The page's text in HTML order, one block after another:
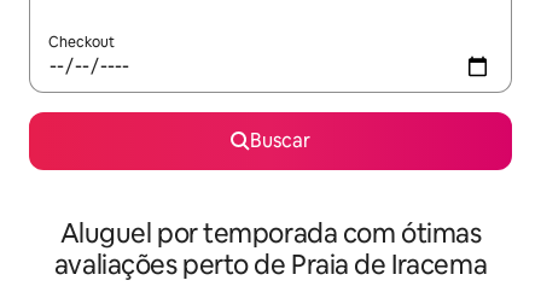
Checkout
Buscar
Aluguel por temporada com ótimas
avaliações perto de Praia de Iracema